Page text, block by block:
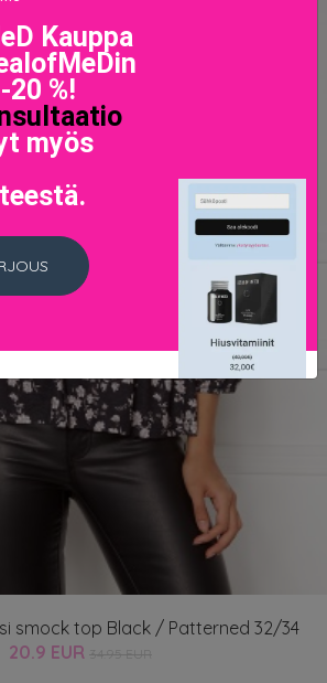
smock top Black / Patterned 32/34
20.9 EUR
Kauppa
%!
myös